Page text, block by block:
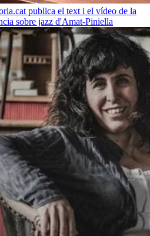
publica el text i el vídeo de la
sobre jazz d'Amat-Piniella